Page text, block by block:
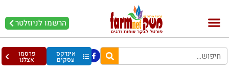
הרשמו לניוזלטר
אינדקס
עסקים
פרסמו
אצלנו